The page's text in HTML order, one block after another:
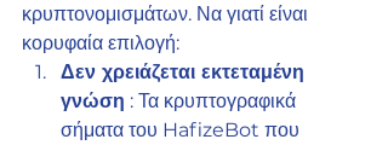
κρυπτονομισμάτων. Να γιατί είναι
κορυφαία επιλογή:
Δεν χρειάζεται εκτεταμένη
γνώση : Τα κρυπτογραφικά
σήματα του HafizeBot που